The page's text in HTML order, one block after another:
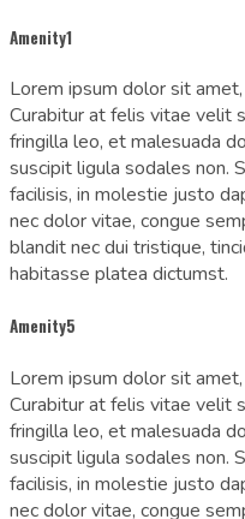
Amenity1
Lorem ipsum dolor sit
Curabitur at felis vitae velit
fringilla leo, et malesuada
suscipit ligula sodales non.
facilisis, in molestie justo
nec dolor vitae, congue
blandit nec dui tristique,
habitasse platea dictumst.
Amenity5
Lorem ipsum dolor sit
Curabitur at felis vitae velit
fringilla leo, et malesuada
suscipit ligula sodales non.
facilisis, in molestie justo
nec dolor vitae, congue